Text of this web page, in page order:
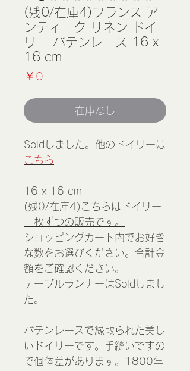
(残0/在庫4)フランス ア
ンティーク リネン ドイ
リー バテンレース 16 x
16 cm
￥0
在庫なし
Soldしました。他のドイリーは
こちら
16 x 16 cm
(残0/在庫4)こちらはドイリー
一枚ずつの販売です。
ショッピングカート内でお好き
な数をお選びください。合計金
額をご確認ください。
テーブルランナーはSoldしまし
た。
バテンレースで縁取られた美し
いドイリーです。手縫いですの
で個体差があります。1800年